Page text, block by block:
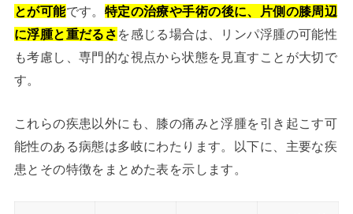
とが可能です。 特定の治療や手術の後に、片側の膝周辺
に浮腫と重だるさ を感じる場合は、リンパ浮腫の可能性
も考慮し、専門的な視点から状態を見直すことが大切で
す。
これらの疾患以外にも、膝の痛みと浮腫を引き起こす可
能性のある病態は多岐にわたります。以下に、主要な疾
患とその特徴をまとめた表を示します。